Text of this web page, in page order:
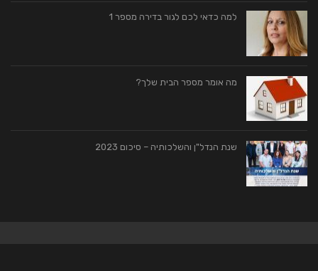
למה כדאי לכם לגור בדירה מספר 1
מה אומר מספר הבית שלך?
שנת הנדל"ן והשלכותיה – סיכום 2023